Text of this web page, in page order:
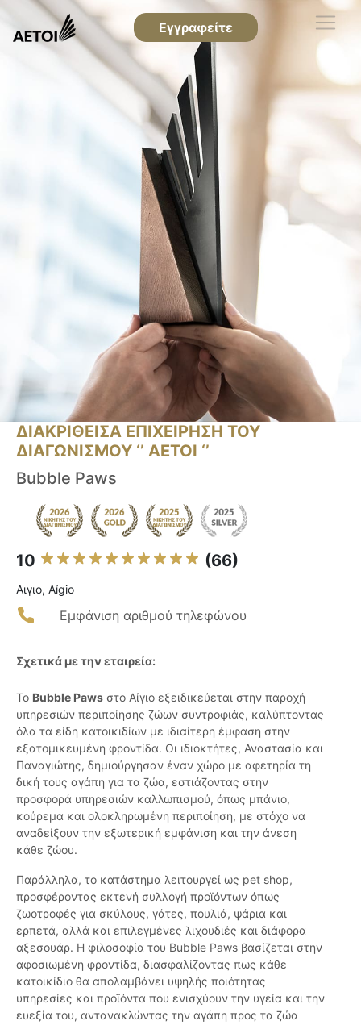
Εγγραφείτε
ΔΙΑΚΡΙΘΕΙΣΑ ΕΠΙΧΕΙΡΗΣΗ ΤΟΥ
ΔΙΑΓΩΝΙΣΜΟΥ ‘’ ΑΕΤΟΙ ‘’
Bubble Paws
10 (66)
Αιγιο, Aígio
Εμφάνιση αριθμού τηλεφώνου
Σχετικά με την εταιρεία:
Το Bubble Paws στο Αίγιο εξειδικεύεται στην παροχή
υπηρεσιών περιποίησης ζώων συντροφιάς, καλύπτοντας
όλα τα είδη κατοικιδίων με ιδιαίτερη έμφαση στην
εξατομικευμένη φροντίδα. Οι ιδιοκτήτες, Αναστασία και
Παναγιώτης, δημιούργησαν έναν χώρο με αφετηρία τη
δική τους αγάπη για τα ζώα, εστιάζοντας στην
προσφορά υπηρεσιών καλλωπισμού, όπως μπάνιο,
κούρεμα και ολοκληρωμένη περιποίηση, με στόχο να
αναδείξουν την εξωτερική εμφάνιση και την άνεση
κάθε ζώου.
Παράλληλα, το κατάστημα λειτουργεί ως pet shop,
προσφέροντας εκτενή συλλογή προϊόντων όπως
ζωοτροφές για σκύλους, γάτες, πουλιά, ψάρια και
ερπετά, αλλά και επιλεγμένες λιχουδιές και διάφορα
αξεσουάρ. Η φιλοσοφία του Bubble Paws βασίζεται στην
αφοσιωμένη φροντίδα, διασφαλίζοντας πως κάθε
κατοικίδιο θα απολαμβάνει υψηλής ποιότητας
υπηρεσίες και προϊόντα που ενισχύουν την υγεία και την
ευεξία του, αντανακλώντας την αγάπη προς τα ζώα